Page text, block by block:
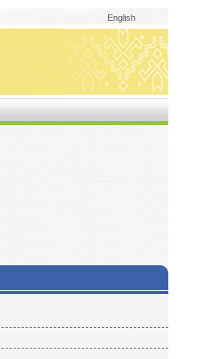
English